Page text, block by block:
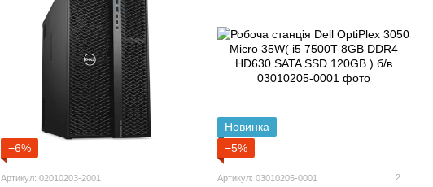
−6%
Артикул: 02010203-2001
Новинка
−5%
Артикул: 03010205-0001 2